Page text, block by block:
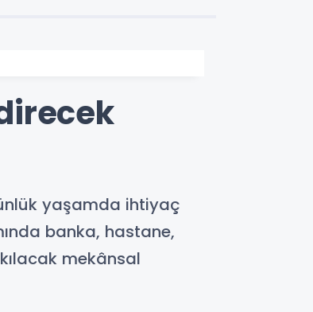
yaşamda ihtiyaç
banka, hastane,
mekânsal